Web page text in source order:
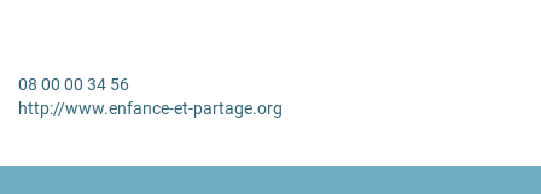
08 00 00 34 56
http://www.enfance-et-partage.org